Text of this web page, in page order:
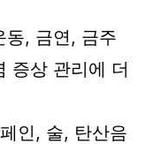
동, 금연, 금주
증상 관리에 더
인, 술, 탄산음